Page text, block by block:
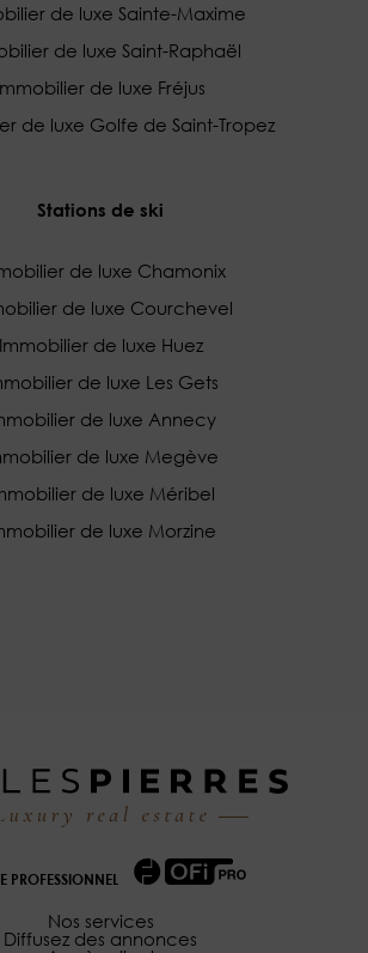
de luxe Sainte-Maxime
de luxe Saint-Raphaël
de luxe Fréjus
de luxe Golfe de Saint-Tropez
Stations de ski
de luxe Chamonix
de luxe Courchevel
Immobilier de luxe Huez
de luxe Les Gets
de luxe Annecy
de luxe Megève
de luxe Méribel
de luxe Morzine
PROFESSIONNEL
Nos services
Diffusez des annonces